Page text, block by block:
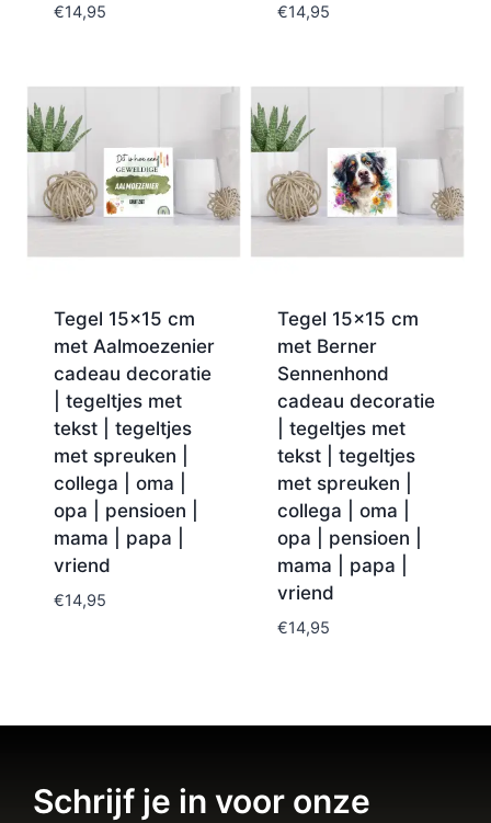
€14,95 €14,95
Tegel 15×15 cm
met Aalmoezenier
cadeau decoratie
| tegeltjes met
tekst | tegeltjes
met spreuken |
collega | oma |
opa | pensioen |
mama | papa |
vriend
€14,95
Tegel 15×15 cm
met Berner
Sennenhond
cadeau decoratie
| tegeltjes met
tekst | tegeltjes
met spreuken |
collega | oma |
opa | pensioen |
mama | papa |
vriend
€14,95
Schrijf je in voor onze